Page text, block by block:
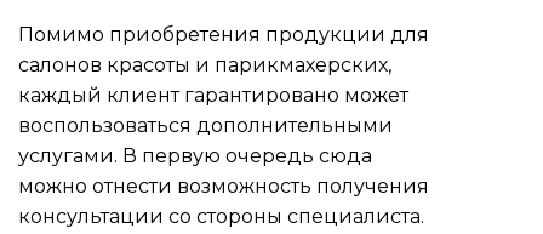
Помимо приобретения продукции для
салонов красоты и парикмахерских,
каждый клиент гарантировано может
воспользоваться дополнительными
услугами. В первую очередь сюда
можно отнести возможность получения
консультации со стороны специалиста.